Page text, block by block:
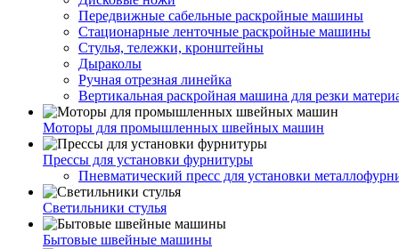
Передвижные сабельные раскройные машины
Стационарные ленточные раскройные машины
Стулья, тележки, кронштейны
Дыраколы
Ручная отрезная линейка
Вертикальная раскройная машина для резки
Моторы для промышленных швейных машин
Прессы для установки фурнитуры
Пневматический пресс для установки
Светильники стулья
Бытовые швейные машины